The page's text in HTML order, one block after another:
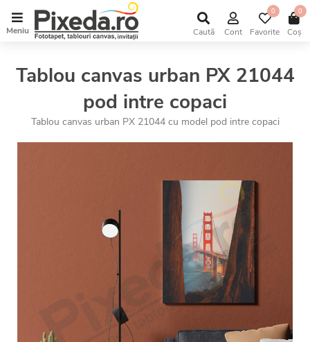
Meniu Caută Cont Favorite
0
Coș
0
Tablou canvas urban PX 21044
pod intre copaci
Tablou canvas urban PX 21044 cu model pod intre copaci